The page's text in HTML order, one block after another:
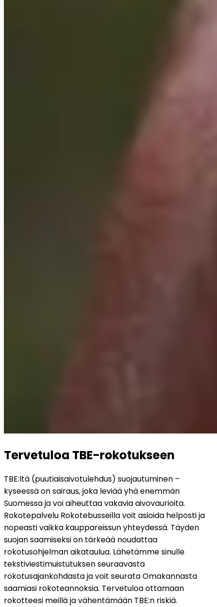
Tervetuloa TBE-rokotukseen
TBE:ltä (puutiaisaivotulehdus) suojautuminen –
kyseessä on sairaus, joka leviää yhä enemmän
Suomessa ja voi aiheuttaa vakavia aivovaurioita.
Rokotepalvelu Rokotebusseilla voit asioida helposti ja
nopeasti vaikka kauppareissun yhteydessä. Täyden
suojan saamiseksi on tärkeää noudattaa
rokotusohjelman aikataulua. Lähetämme sinulle
tekstiviestimuistutuksen seuraavasta
rokotusajankohdasta ja voit seurata Omakannasta
saamiasi rokoteannoksia. Tervetuloa ottamaan
rokotteesi meillä ja vähentämään TBE:n riskiä.